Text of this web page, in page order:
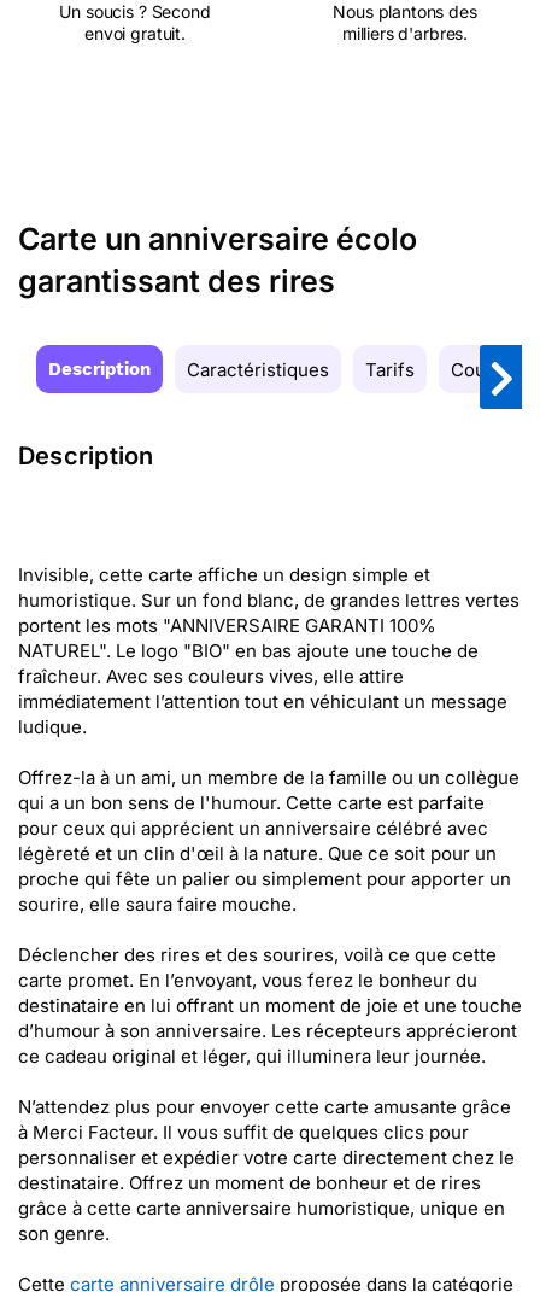
Un soucis ? Second
envoi gratuit.
Nous plantons des
milliers d'arbres.
Carte un anniversaire écolo
garantissant des rires
Description Caractéristiques Tarifs Couleurs
Description
Invisible, cette carte affiche un design simple et
humoristique. Sur un fond blanc, de grandes lettres vertes
portent les mots "ANNIVERSAIRE GARANTI 100%
NATUREL". Le logo "BIO" en bas ajoute une touche de
fraîcheur. Avec ses couleurs vives, elle attire
immédiatement l’attention tout en véhiculant un message
ludique.
Offrez-la à un ami, un membre de la famille ou un collègue
qui a un bon sens de l'humour. Cette carte est parfaite
pour ceux qui apprécient un anniversaire célébré avec
légèreté et un clin d'œil à la nature. Que ce soit pour un
proche qui fête un palier ou simplement pour apporter un
sourire, elle saura faire mouche.
Déclencher des rires et des sourires, voilà ce que cette
carte promet. En l’envoyant, vous ferez le bonheur du
destinataire en lui offrant un moment de joie et une touche
d’humour à son anniversaire. Les récepteurs apprécieront
ce cadeau original et léger, qui illuminera leur journée.
N’attendez plus pour envoyer cette carte amusante grâce
à Merci Facteur. Il vous suffit de quelques clics pour
personnaliser et expédier votre carte directement chez le
destinataire. Offrez un moment de bonheur et de rires
grâce à cette carte anniversaire humoristique, unique en
son genre.
Cette carte anniversaire drôle proposée dans la catégorie